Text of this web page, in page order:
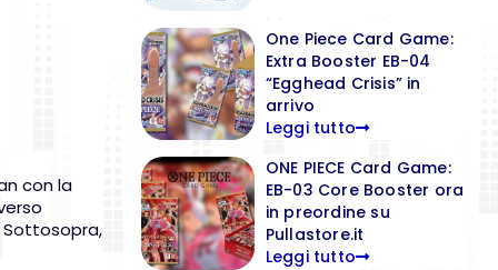
con la
Sottosopra,
One Piece Card Game:
Extra Booster EB-04
“Egghead Crisis” in
arrivo
Leggi tutto
ONE PIECE Card Game:
EB-03 Core Booster ora
in preordine su
Pullastore.it
Leggi tutto